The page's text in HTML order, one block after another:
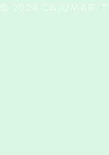
© 2024 CAJUMAR,